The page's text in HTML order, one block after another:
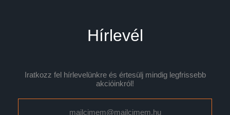
Hírlevél
Iratkozz fel hírlevelünkre és értesülj mindig legfrissebb
akcióinkról!